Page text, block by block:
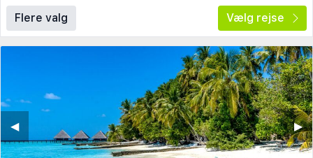
Flere valg Vælg rejse
▶︎
◀︎